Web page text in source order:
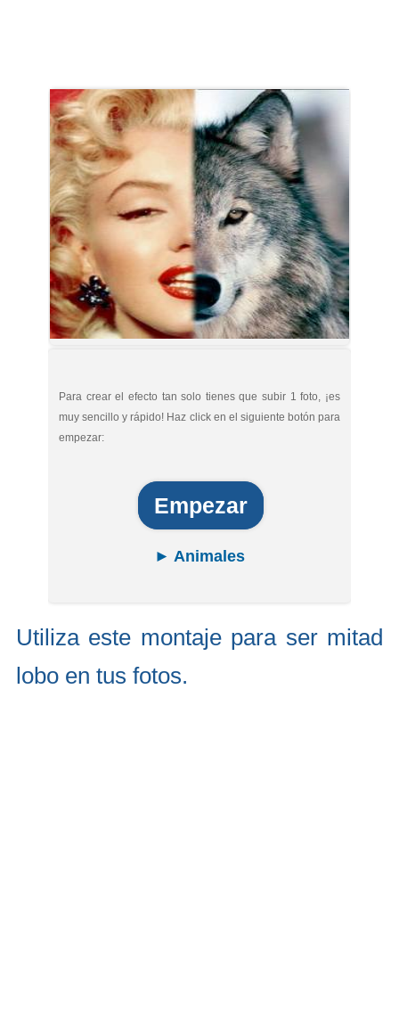
Para crear el efecto tan solo tienes que subir 1 foto, ¡es
muy sencillo y rápido! Haz click en el siguiente botón para
empezar:
Empezar
► Animales
Utiliza este montaje para ser mitad
lobo en tus fotos.